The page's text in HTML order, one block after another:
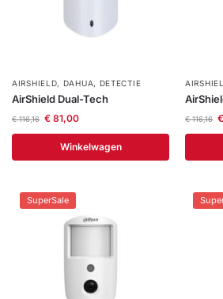
AIRSHIELD, DAHUA, DETECTIE
AirShield Dual-Tech
€116,16 €81,00
Winkelwagen
€116,16 €
SuperSale